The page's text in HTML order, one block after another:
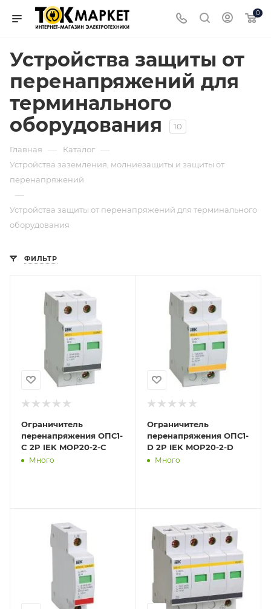
0
Устройства защиты от
перенапряжений для
терминального
оборудования
10
Главная — Каталог —
Устройства заземления, молниезащиты и защиты от
перенапряжений
—
Устройства защиты от перенапряжений для терминального
оборудования
ФИЛЬТР
Ограничитель
перенапряжения ОПС1-
C 2P IEK MOP20-2-C
Много
Ограничитель
перенапряжения ОПС1-
D 2P IEK MOP20-2-D
Много